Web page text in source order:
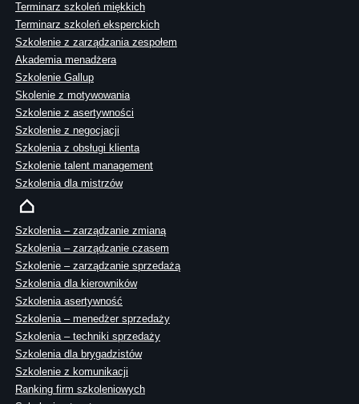
Terminarz szkoleń miękkich
Terminarz szkoleń eksperckich
Szkolenie z zarządzania zespołem
Akademia menadżera
Szkolenie Gallup
Skolenie z motywowania
Szkolenie z asertywności
Szkolenie z negocjacji
Szkolenia z obsługi klienta
Szkolenie talent management
Szkolenia dla mistrzów
Szkolenia – zarządzanie zmianą
Szkolenia – zarządzanie czasem
Szkolenie – zarządzanie sprzedażą
Szkolenia dla kierowników
Szkolenia asertywność
Szkolenia – menedżer sprzedaży
Szkolenia – techniki sprzedaży
Szkolenia dla brygadzistów
Szkolenie z komunikacji
Ranking firm szkoleniowych